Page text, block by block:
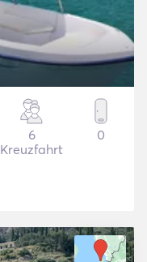
6
Kreuzfahrt
0